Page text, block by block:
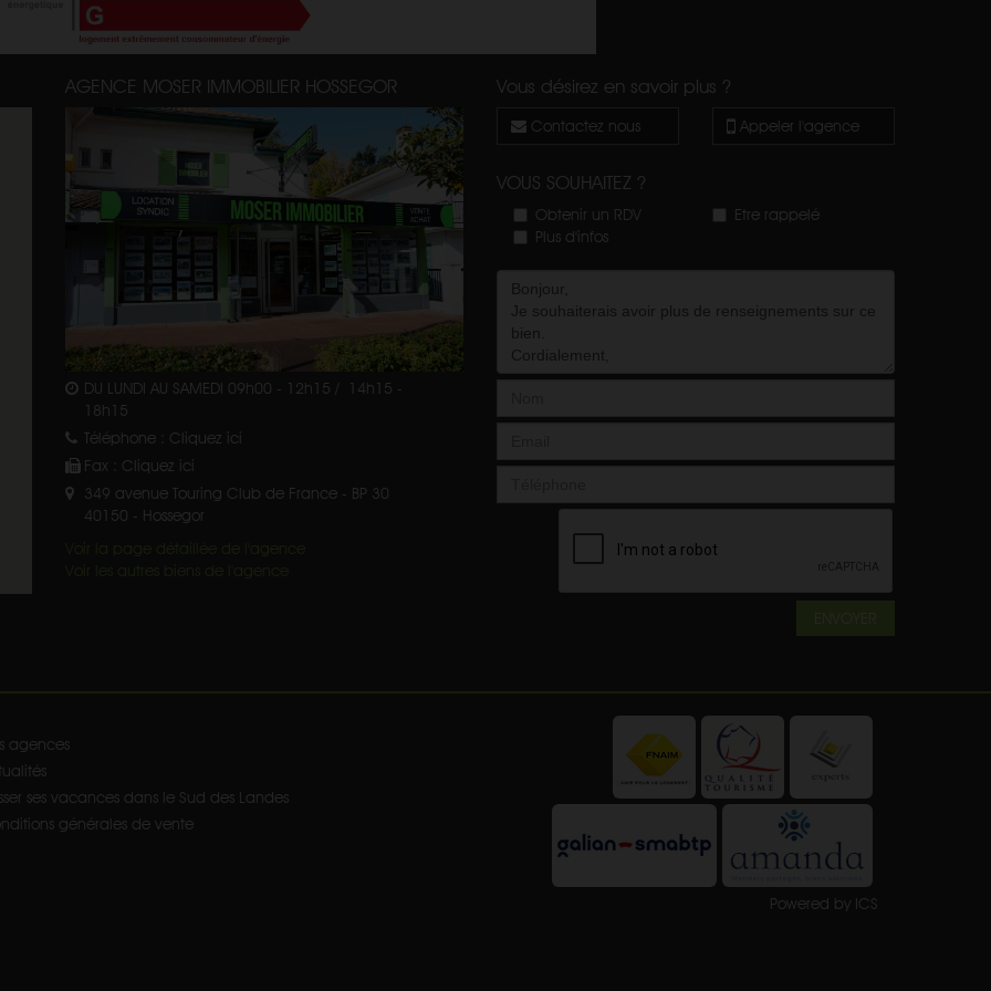
AGENCE MOSER IMMOBILIER HOSSEGOR
DU LUNDI AU SAMEDI 09h00 - 12h15 / 14h15 -
18h15
Téléphone : Cliquez ici
Fax : Cliquez ici
349 avenue Touring Club de France - BP 30
40150 - Hossegor
Vous désirez en savoir plus ?
Contactez nous Appeler l'agence
VOUS SOUHAITEZ ?
Obtenir un RDV
Etre rappelé
Plus d'infos
ENVOYER
agences
ses vacances dans le Sud des Landes
générales de vente
Powered by ICS